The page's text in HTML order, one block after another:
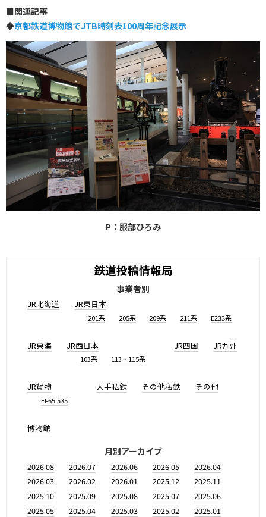
■関連記事
◆京都鉄道博物館でJTB時刻表100周年記念展示
P：服部ひろみ
鉄道投稿情報局
事業者別
JR北海道 JR東日本
201系 205系 209系 211系 E233系
JR東海 JR西日本
103系 113・115系
JR四国 JR九州
JR貨物
EF65 535
大手私鉄 その他私鉄 その他
博物館
月別アーカイブ
2026.08 2026.07 2026.06 2026.05
2026.04
2026.03
2026.02 2026.01 2025.12
2025.11
2025.10
2025.09 2025.08 2025.07
2025.06
2025.05
2025.04 2025.03 2025.02
2025.01